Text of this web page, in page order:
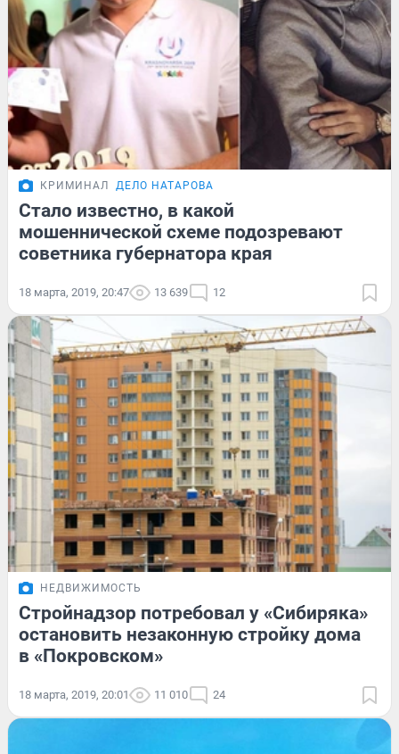
КРИМИНАЛ ДЕЛО НАТАРОВА
Стало известно, в какой
мошеннической схеме подозревают
советника губернатора края
18 марта, 2019, 20:47 13 639 12
НЕДВИЖИМОСТЬ
Стройнадзор потребовал у «Сибиряка»
остановить незаконную стройку дома
в «Покровском»
18 марта, 2019, 20:01 11 010 24